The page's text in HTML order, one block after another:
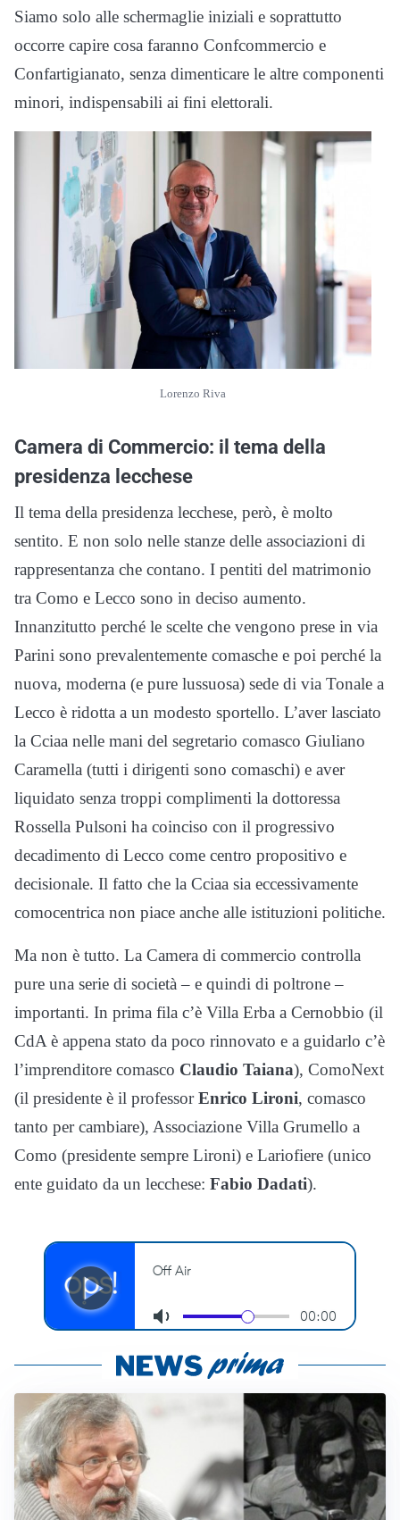
Siamo solo alle schermaglie iniziali e soprattutto
occorre capire cosa faranno Confcommercio e
Confartigianato, senza dimenticare le altre componenti
minori, indispensabili ai fini elettorali.
Lorenzo Riva
Camera di Commercio: il tema della
presidenza lecchese
Il tema della presidenza lecchese, però, è molto
sentito. E non solo nelle stanze delle associazioni di
rappresentanza che contano. I pentiti del matrimonio
tra Como e Lecco sono in deciso aumento.
Innanzitutto perché le scelte che vengono prese in via
Parini sono prevalentemente comasche e poi perché la
nuova, moderna (e pure lussuosa) sede di via Tonale a
Lecco è ridotta a un modesto sportello. L’aver lasciato
la Cciaa nelle mani del segretario comasco Giuliano
Caramella (tutti i dirigenti sono comaschi) e aver
liquidato senza troppi complimenti la dottoressa
Rossella Pulsoni ha coinciso con il progressivo
decadimento di Lecco come centro propositivo e
decisionale. Il fatto che la Cciaa sia eccessivamente
comocentrica non piace anche alle istituzioni politiche.
Ma non è tutto. La Camera di commercio controlla
pure una serie di società – e quindi di poltrone –
importanti. In prima fila c’è Villa Erba a Cernobbio (il
CdA è appena stato da poco rinnovato e a guidarlo c’è
l’imprenditore comasco Claudio Taiana), ComoNext
(il presidente è il professorEnrico Lironi, comasco
tanto per cambiare), Associazione Villa Grumello a
Como (presidente sempre Lironi) e Lariofiere (unico
ente guidato da un lecchese: Fabio Dadati).